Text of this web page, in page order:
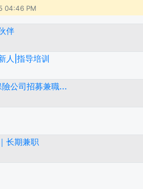
04:46 PM
伴
人|指导培训
公司招募兼職...
长期兼职